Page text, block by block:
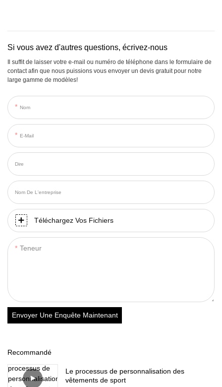
Si vous avez d'autres questions, écrivez-nous
Il suffit de laisser votre e-mail ou numéro de téléphone dans le formulaire de
contact afin que nous puissions vous envoyer un devis gratuit pour notre
large gamme de modèles!
Nom
E-Mail
Dire
Nom De L'entreprise
Téléchargez Vos Fichiers
Teneur
Envoyer Une Enquête Maintenant
Recommandé
Le processus de personnalisation des
vêtements de sport